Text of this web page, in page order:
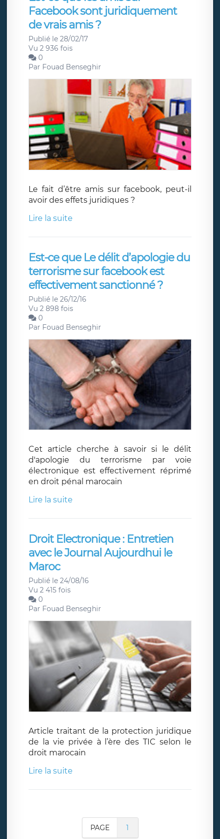
Facebook sont juridiquement
de vrais amis ?
Publié le 28/02/17
Vu 2 936 fois
0
Par Fouad Benseghir
Le fait d’être amis sur facebook, peut-il
avoir des effets juridiques ?
Lire la suite
Est-ce que Le délit d’apologie du
terrorisme sur facebook est
effectivement sanctionné ?
Publié le 26/12/16
Vu 2 898 fois
0
Par Fouad Benseghir
Cet article cherche à savoir si le délit
d'apologie du terrorisme par voie
électronique est effectivement réprimé
en droit pénal marocain
Lire la suite
Droit Electronique : Entretien
avec le Journal Aujourdhui le
Maroc
Publié le 24/08/16
Vu 2 415 fois
0
Par Fouad Benseghir
Article traitant de la protection juridique
de la vie privée à l’ère des TIC selon le
droit marocain
Lire la suite
PAGE 1